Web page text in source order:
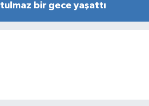
bir gece yaşattı